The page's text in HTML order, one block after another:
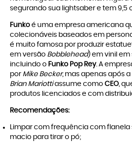
segurando sua lightsaber e tem 9,5
Funko é uma empresa americana
colecionáveis baseados em
é muito famosa por produzir
em versão Bobblehead) em vinil em
incluindo o Funko Pop Rey. A
por Mike Becker, mas apenas após
Brian Mariottiassume como CEO,
produtos licenciados e com
Recomendações:
Limpar com frequência com
macio para tirar o pó;